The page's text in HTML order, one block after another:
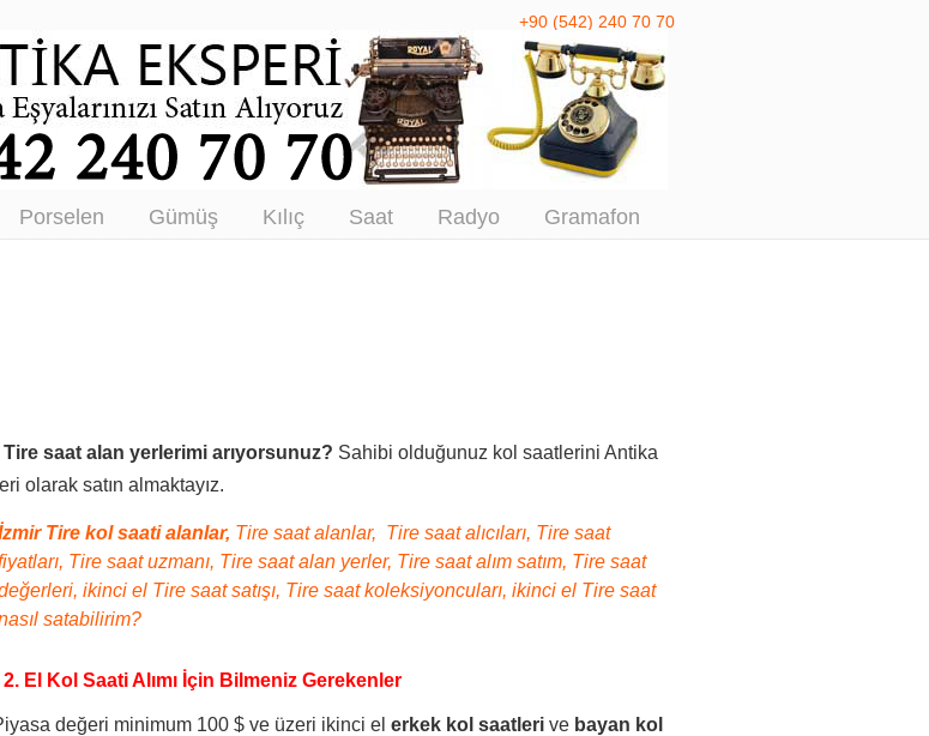
Eşya Alanlar – Antika Alım
+90 (542) 240 70 70
Porselen Gümüş Kılıç Saat Radyo Gramafon
Tire saat alan yerlerimi arıyorsunuz? Sahibi olduğunuz kol saatlerini Antika
olarak satın almaktayız.
Tire kol saati alanlar, Tire saat alanlar, Tire saat alıcıları, Tire saat
Tire saat uzmanı, Tire saat alan yerler, Tire saat alım satım, Tire saat
ikinci el Tire saat satışı, Tire saat koleksiyoncuları, ikinci el Tire saat
satabilirim?
2. El Kol Saati Alımı İçin Bilmeniz Gerekenler
değeri minimum 100 $ ve üzeri ikinci el erkek kol saatleri ve bayan kol